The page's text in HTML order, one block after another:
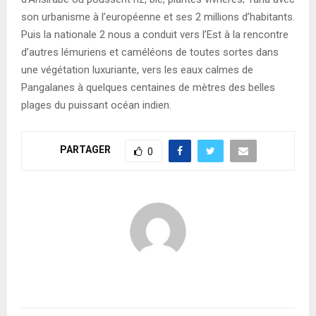
son urbanisme à l’européenne et ses 2 millions d’habitants.
Puis la nationale 2 nous a conduit vers l’Est à la rencontre
d’autres lémuriens et caméléons de toutes sortes dans
une végétation luxuriante, vers les eaux calmes de
Pangalanes à quelques centaines de mètres des belles
plages du puissant océan indien.
PARTAGER 0